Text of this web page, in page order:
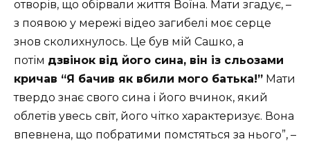
отворів, що обірвали життя Воїна. Мати згадує, –
з появою у мережі відео загибелі моє серце
знов сколихнулось. Це був мій Сашко, а
потім дзвінок від його сина, він із сльозами
кричав “Я бачив як вбили мого батька!” Мати
твердо знає свого сина і його вчинок, який
облетів увесь світ, його чітко характеризує. Вона
впевнена, що побратими помстяться за нього”, –